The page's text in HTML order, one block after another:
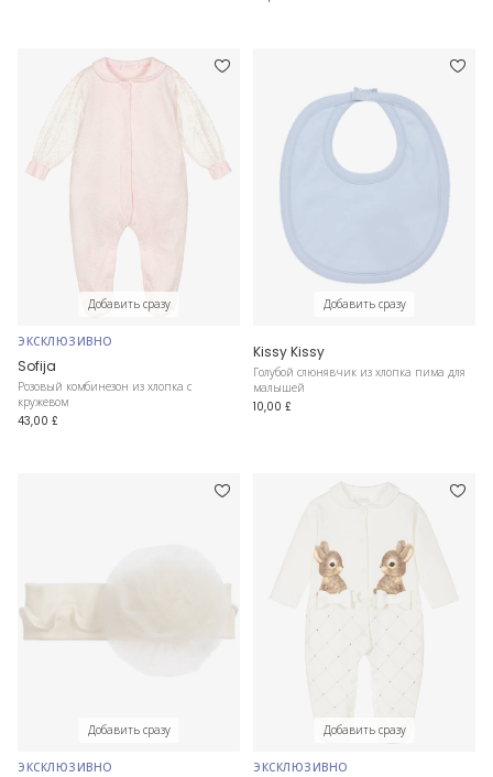
Добавить сразу
ЭКСКЛЮЗИВНО
Sofija
Розовый комбинезон из хлопка с
кружевом
43,00 £
Добавить сразу
Kissy Kissy
Голубой слюнявчик из хлопка пима для
малышей
10,00 £
Добавить сразу
ЭКСКЛЮЗИВНО
Добавить сразу
ЭКСКЛЮЗИВНО